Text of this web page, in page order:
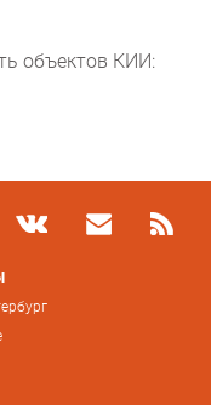
объектов КИИ: